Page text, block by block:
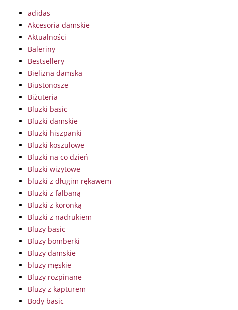
adidas
Akcesoria damskie
Aktualności
Baleriny
Bestsellery
Bielizna damska
Biustonosze
Biżuteria
Bluzki basic
Bluzki damskie
Bluzki hiszpanki
Bluzki koszulowe
Bluzki na co dzień
Bluzki wizytowe
bluzki z długim rękawem
Bluzki z falbaną
Bluzki z koronką
Bluzki z nadrukiem
Bluzy basic
Bluzy bomberki
Bluzy damskie
bluzy męskie
Bluzy rozpinane
Bluzy z kapturem
Body basic